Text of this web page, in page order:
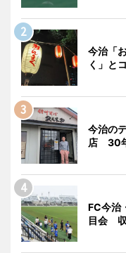
今治「
く」と
今治の
店 30
FC今治
目会 収